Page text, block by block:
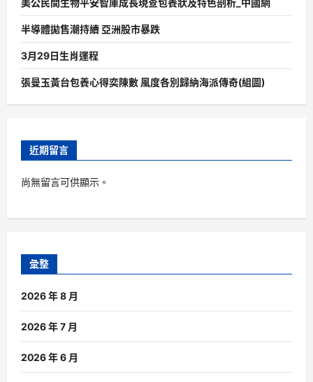
美公民間生物平安智庫成長現查包養狀及特色剖析_中國網
半導體拋售潮持續 亞洲股市暴跌
3月29日生肖運程
張曼玉黃台包養心得奕陳數 風度各別歸納海派傳奇(組圖)
近期留言
尚無留言可供顯示。
彙整
2026 年 8 月
2026 年 7 月
2026 年 6 月